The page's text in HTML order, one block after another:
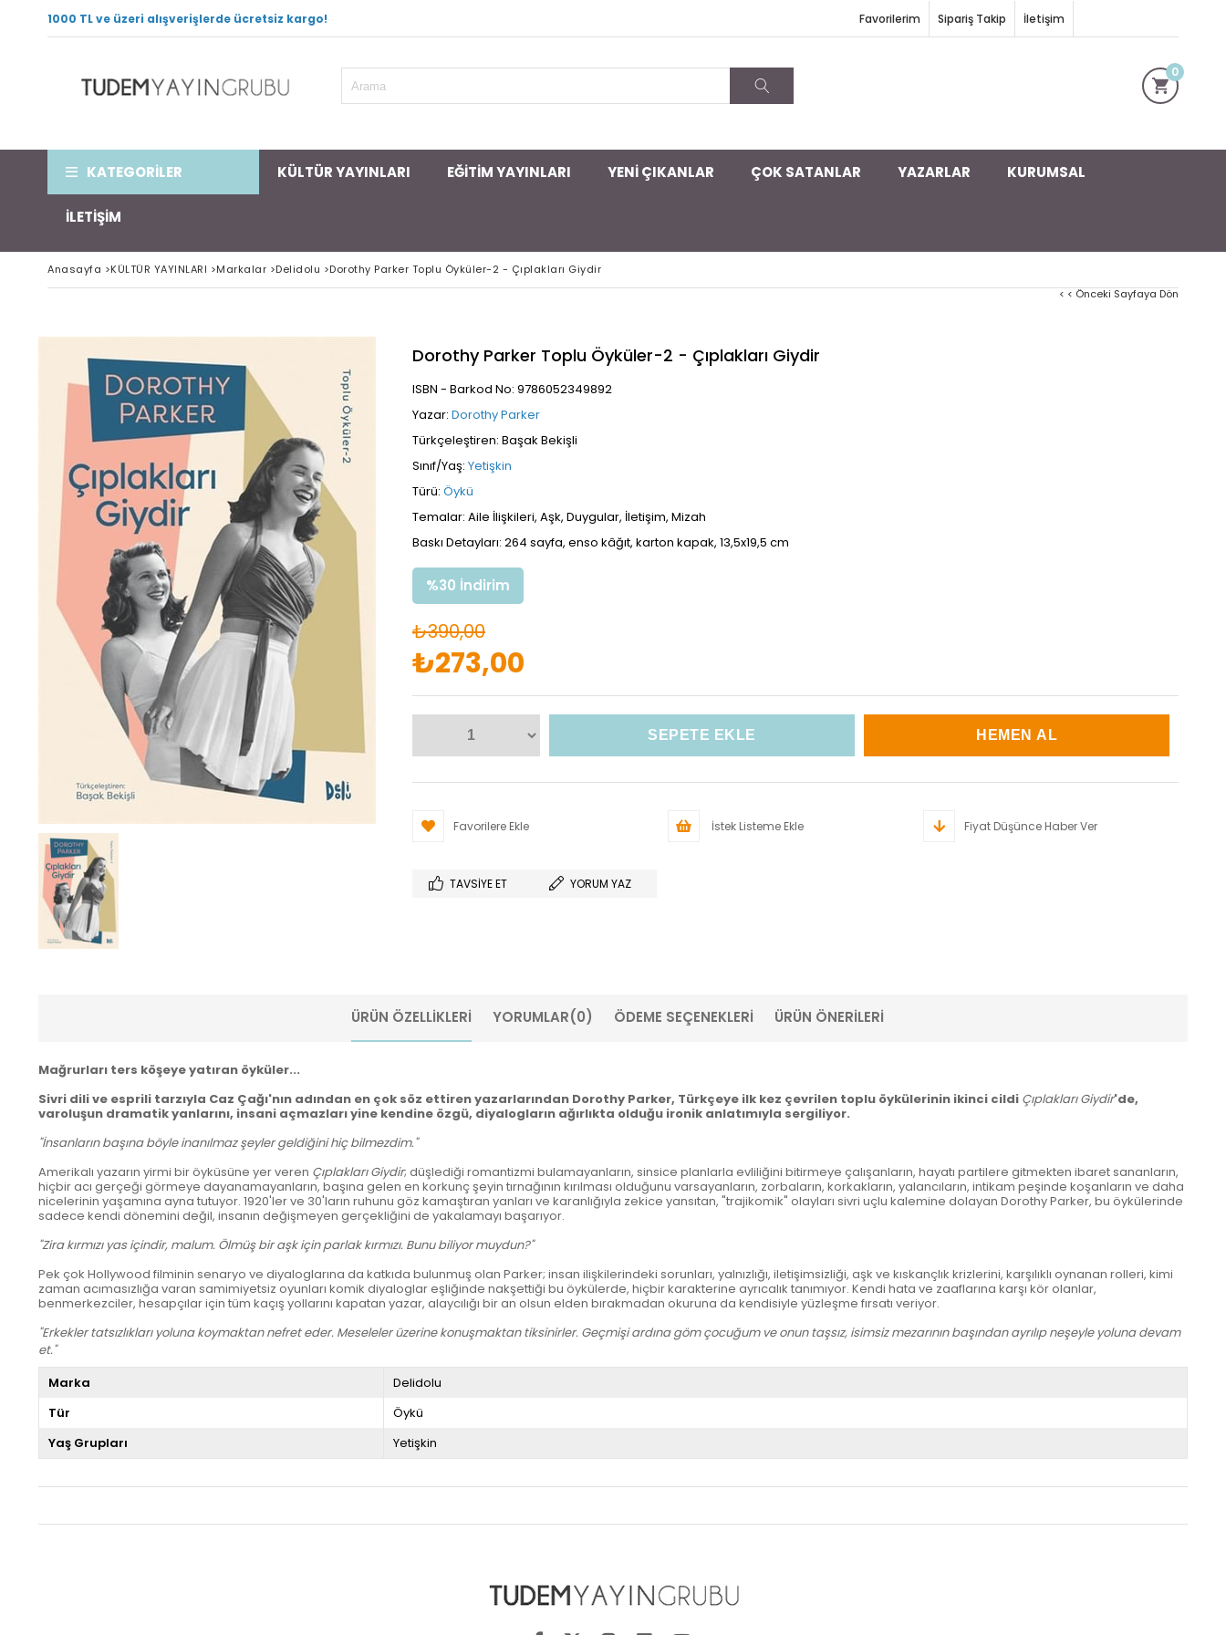
1000 TL ve üzeri alışverişlerde ücretsiz kargo! Sipariş Takip İletişim
Favorilerim
0
KATEGORİLER KÜLTÜR YAYINLARI EĞİTİM YAYINLARI YENİ ÇIKANLAR ÇOK SATANLAR YAZARLAR KURUMSAL
İLETİŞİM
Anasayfa >KÜLTÜR YAYINLARI >Markalar >Delidolu >Dorothy Parker Toplu Öyküler-2 - Çıplakları Giydir
< < Önceki Sayfaya Dön
Dorothy Parker Toplu Öyküler-2 - Çıplakları Giydir
ISBN - Barkod No: 9786052349892
Yazar: Dorothy Parker
Türkçeleştiren: Başak Bekişli
Sınıf/Yaş: Yetişkin
Türü: Öykü
Temalar: Aile İlişkileri, Aşk, Duygular, İletişim, Mizah
Baskı Detayları: 264 sayfa, enso kâğıt, karton kapak, 13,5x19,5 cm
%30 İndirim
₺390,00
₺273,00
Favorilere Ekle İstek Listeme Ekle Fiyat Düşünce Haber Ver
TAVSIYE ET YORUM YAZ
ÜRÜN ÖZELLIKLERI YORUMLAR(0) ÖDEME SEÇENEKLERI ÜRÜN ÖNERILERI
Mağrurları ters köşeye yatıran öyküler...
Sivri dili ve esprili tarzıyla Caz Çağı'nın adından en çok söz ettiren yazarlarından Dorothy Parker, Türkçeye ilk kez çevrilen toplu öykülerinin ikinci cildi Çıplakları Giydir'de,
varoluşun dramatik yanlarını, insani açmazları yine kendine özgü, diyalogların ağırlıkta olduğu ironik anlatımıyla sergiliyor.
"İnsanların başına böyle inanılmaz şeyler geldiğini hiç bilmezdim."
Amerikalı yazarın yirmi bir öyküsüne yer veren Çıplakları Giydir; düşlediği romantizmi bulamayanların, sinsice planlarla evliliğini bitirmeye çalışanların, hayatı partilere gitmekten ibaret sananların,
hiçbir acı gerçeği görmeye dayanamayanların, başına gelen en korkunç şeyin tırnağının kırılması olduğunu varsayanların, zorbaların, korkakların, yalancıların, intikam peşinde koşanların ve daha
nicelerinin yaşamına ayna tutuyor. 1920'ler ve 30'ların ruhunu göz kamaştıran yanları ve karanlığıyla zekice yansıtan, "trajikomik" olayları sivri uçlu kalemine dolayan Dorothy Parker, bu öykülerinde
sadece kendi dönemini değil, insanın değişmeyen gerçekliğini de yakalamayı başarıyor.
"Zira kırmızı yas içindir, malum. Ölmüş bir aşk için parlak kırmızı. Bunu biliyor muydun?"
Pek çok Hollywood filminin senaryo ve diyaloglarına da katkıda bulunmuş olan Parker; insan ilişkilerindeki sorunları, yalnızlığı, iletişimsizliği, aşk ve kıskançlık krizlerini, karşılıklı oynanan rolleri, kimi
zaman acımasızlığa varan samimiyetsiz oyunları komik diyaloglar eşliğinde nakşettiği bu öykülerde, hiçbir karakterine ayrıcalık tanımıyor. Kendi hata ve zaaflarına karşı kör olanlar,
benmerkezciler, hesapçılar için tüm kaçış yollarını kapatan yazar, alaycılığı bir an olsun elden bırakmadan okuruna da kendisiyle yüzleşme fırsatı veriyor.
"Erkekler tatsızlıkları yoluna koymaktan nefret eder. Meseleler üzerine konuşmaktan tiksinirler. Geçmişi ardına göm çocuğum ve onun taşsız, isimsiz mezarının başından ayrılıp neşeyle yoluna devam
et."
Marka
Delidolu
Tür
Öykü
Yaş Grupları
Yetişkin